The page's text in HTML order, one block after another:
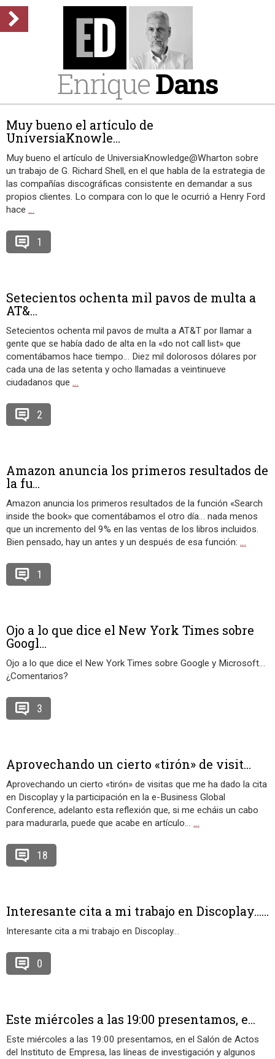
EnriqueDans
Muy bueno el artículo de
UniversiaKnowle...
Muy bueno el artículo de UniversiaKnowledge@Wharton sobre
un trabajo de G. Richard Shell, en el que habla de la estrategia de
las compañías discográficas consistente en demandar a sus
propios clientes. Lo compara con lo que le ocurrió a Henry Ford
hace …
1
Setecientos ochenta mil pavos de multa a
AT&...
Setecientos ochenta mil pavos de multa a AT&T por llamar a
gente que se había dado de alta en la «do not call list» que
comentábamos hace tiempo… Diez mil dolorosos dólares por
cada una de las setenta y ocho llamadas a veintinueve
ciudadanos que …
2
Amazon anuncia los primeros resultados de
la fu...
Amazon anuncia los primeros resultados de la función «Search
inside the book» que comentábamos el otro día… nada menos
que un incremento del 9% en las ventas de los libros incluidos.
Bien pensado, hay un antes y un después de esa función: …
1
Ojo a lo que dice el New York Times sobre
Googl...
Ojo a lo que dice el New York Times sobre Google y Microsoft…
¿Comentarios?
3
Aprovechando un cierto «tirón» de visit...
Aprovechando un cierto «tirón» de visitas que me ha dado la cita
en Discoplay y la participación en la e-Business Global
Conference, adelanto esta reflexión que, si me echáis un cabo
para madurarla, puede que acabe en artículo… …
18
Interesante cita a mi trabajo en Discoplay…...
Interesante cita a mi trabajo en Discoplay…
0
Este miércoles a las 19:00 presentamos, e...
Este miércoles a las 19:00 presentamos, en el Salón de Actos
del Instituto de Empresa, las líneas de investigación y algunos